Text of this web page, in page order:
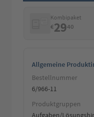
Kombipaket
€2940
Allgemeine
Bestellnummer
6/966-11
Produktgruppen
Aufgaben/